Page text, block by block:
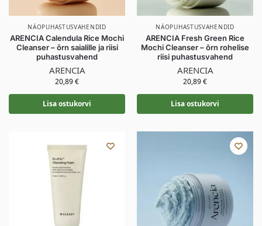
NÄOPUHASTUSVAHENDID
ARENCIA Calendula Rice Mochi
Cleanser – õrn saialille ja riisi
puhastusvahend
ARENCIA
20,89€
Lisa ostukorvi
NÄOPUHASTUSVAHENDID
ARENCIA Fresh Green Rice
Mochi Cleanser – õrn rohelise
riisi puhastusvahend
ARENCIA
20,89€
Lisa ostukorvi